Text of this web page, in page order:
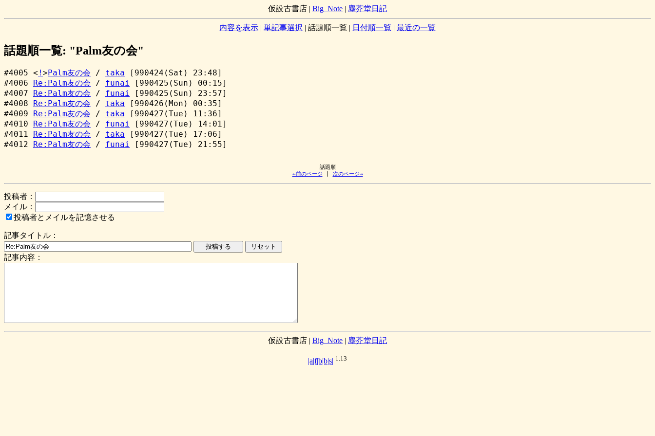
仮設古書店 | Big_Note | 塵芥堂日記
内容を表示 | 単記事選択 | 話題順一覧 | 日付順一覧 | 最近の一覧
話題順一覧: "Palm友の会"
#4005 < ! > Palm友の会 / taka [990424(Sat) 23:48]
#4006
Re:Palm友の会 / funai [990425(Sun) 00:15]
#4007
Re:Palm友の会 / funai [990425(Sun) 23:57]
#4008
Re:Palm友の会 / taka [990426(Mon) 00:35]
#4009
Re:Palm友の会 / taka [990427(Tue) 11:36]
#4010
Re:Palm友の会 / funai [990427(Tue) 14:01]
#4011
Re:Palm友の会 / taka [990427(Tue) 17:06]
#4012
Re:Palm友の会 / funai [990427(Tue) 21:55]
話題順
←前のページ
次のページ→
投稿者：
メイル：
投稿者とメイルを記憶させる
記事タイトル：
記事内容：
仮設古書店 | Big_Note | 塵芥堂日記
|a|f|b|b|s| 1.13